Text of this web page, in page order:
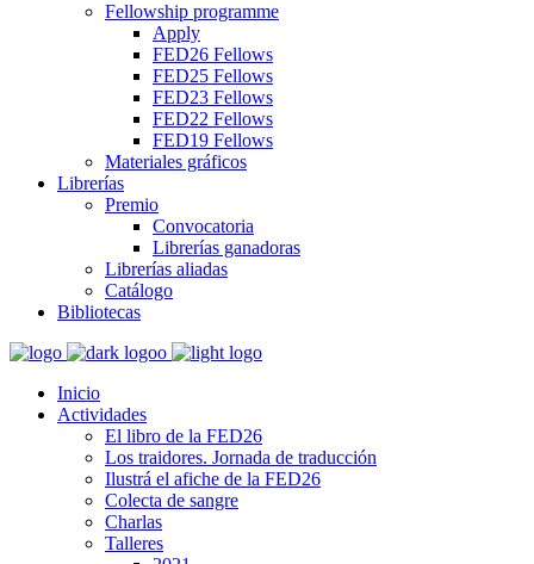
Fellowship programme
Apply
FED26 Fellows
FED25 Fellows
FED23 Fellows
FED22 Fellows
FED19 Fellows
Materiales gráficos
Librerías
Premio
Convocatoria
Librerías ganadoras
Librerías aliadas
Catálogo
Bibliotecas
Inicio
Actividades
El libro de la FED26
Los traidores. Jornada de traducción
Ilustrá el afiche de la FED26
Colecta de sangre
Charlas
Talleres